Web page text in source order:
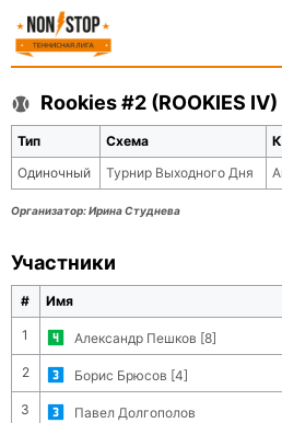
Rookies #2 (ROOKIES IV)
Тип Схема
Одиночный
Турнир Выходного Дня
Организатор:Ирина Студнева
Участники
# Имя
1 Александр Пешков [8]
2 Борис Брюсов [4]
3 Павел Долгополов